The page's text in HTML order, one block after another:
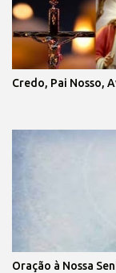
Credo, Pai Nosso,
Oração à Nossa